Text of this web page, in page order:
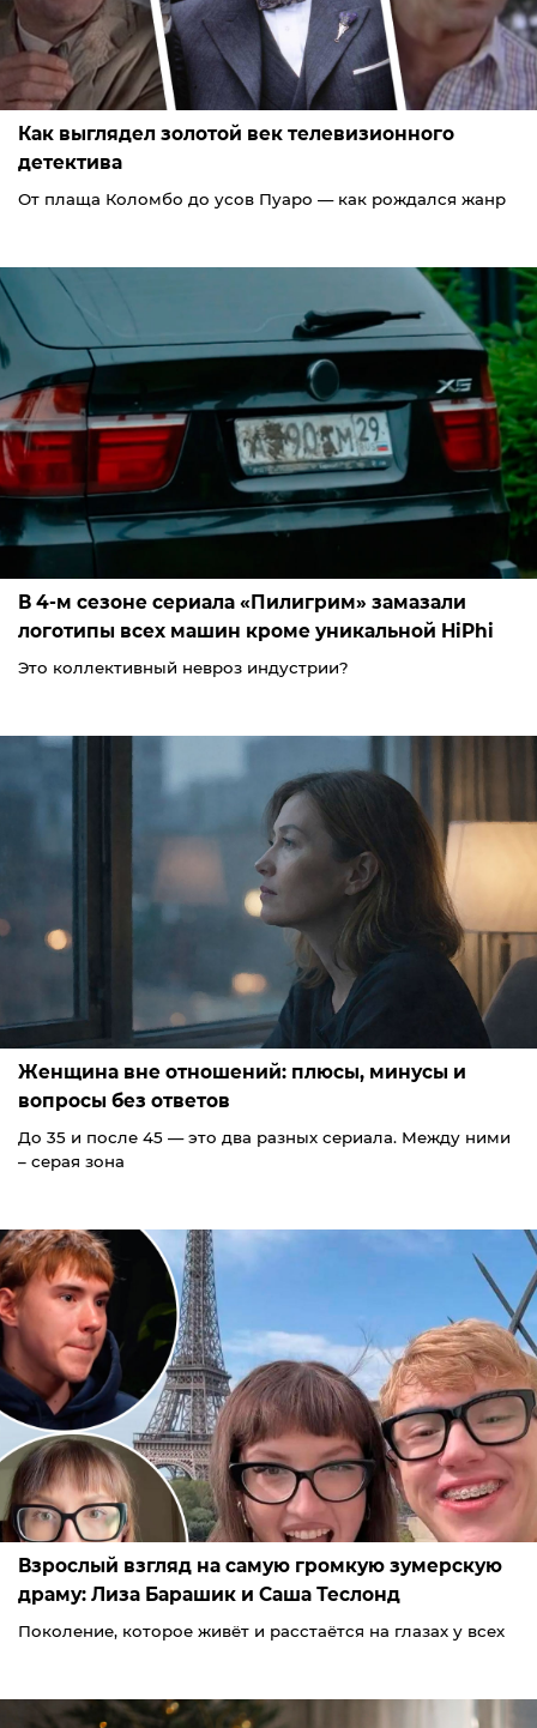
Как выглядел золотой век телевизионного
детектива
От плаща Коломбо до усов Пуаро — как рождался жанр
В 4-м сезоне сериала «Пилигрим» замазали
логотипы всех машин кроме уникальной HiPhi
Это коллективный невроз индустрии?
Женщина вне отношений: плюсы, минусы и
вопросы без ответов
До 35 и после 45 — это два разных сериала. Между ними
– серая зона
Взрослый взгляд на самую громкую зумерскую
драму: Лиза Барашик и Саша Теслонд
Поколение, которое живёт и расстаётся на глазах у всех